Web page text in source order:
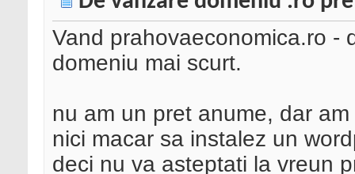
Vand prahovaeconomica.ro -
domeniu mai scurt.
nu am un pret anume, dar
nici macar sa instalez un
deci nu va asteptati la vreun